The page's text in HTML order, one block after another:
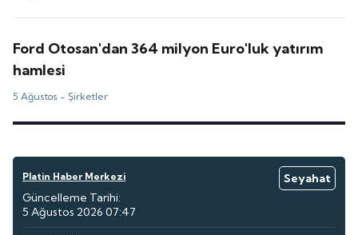
Ford Otosan'dan 364 milyon Euro'luk yatırım
hamlesi
5 Ağustos -Şirketler
Platin Haber Merkezi
Seyahat
Güncelleme Tarihi:
5 Ağustos 2026 07:47